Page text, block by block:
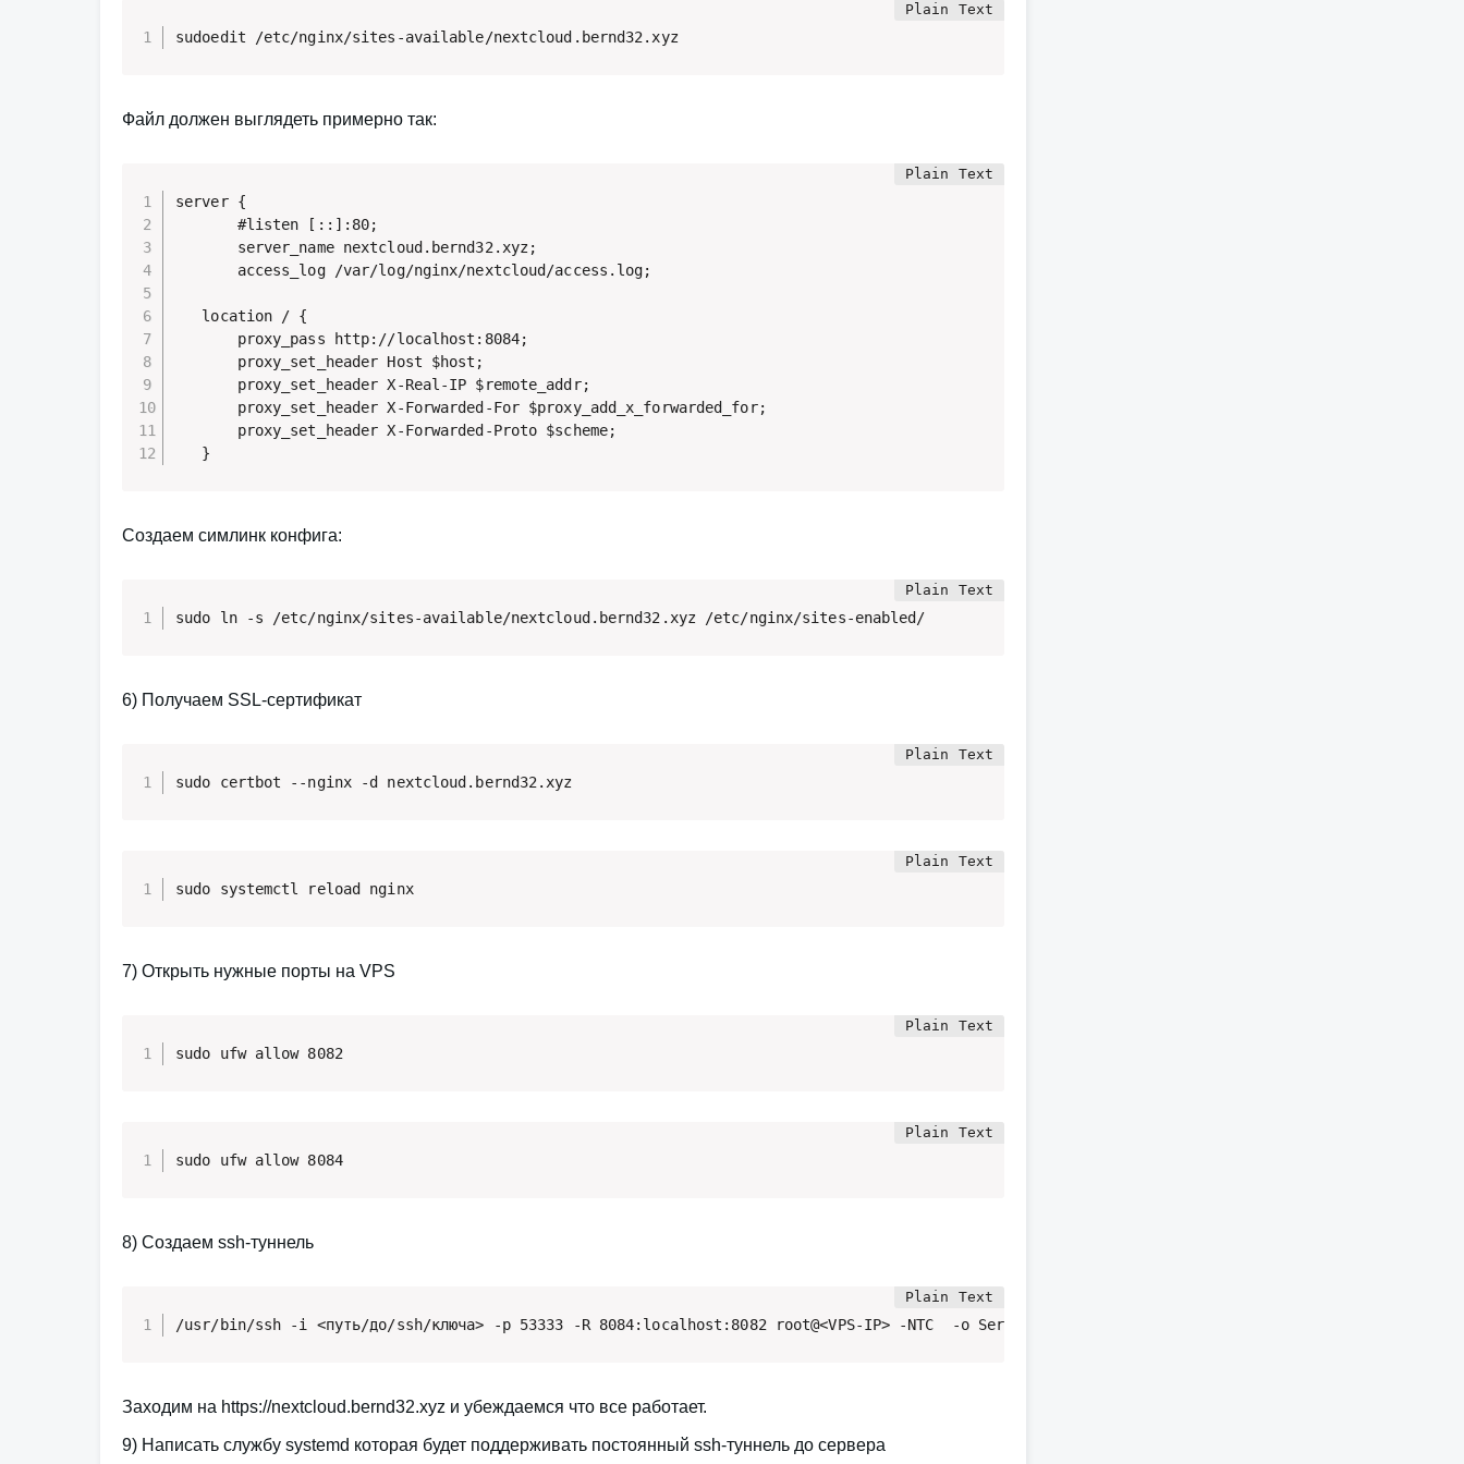
sudoedit /etc/nginx/sites-available/nextcloud.bernd32.xyz
Файл должен выглядеть примерно так:
server {
#listen [::]:80;
server_name nextcloud.bernd32.xyz;
access_log /var/log/nginx/nextcloud/access.log;
location / {
proxy_pass http://localhost:8084;
proxy_set_header Host $host;
proxy_set_header X-Real-IP $remote_addr;
proxy_set_header X-Forwarded-For $proxy_add_x_forwarded_for;
proxy_set_header X-Forwarded-Proto $scheme;
}
Создаем симлинк конфига:
sudo ln -s /etc/nginx/sites-available/nextcloud.bernd32.xyz /etc/nginx/sites-enabled/
6) Получаем SSL-сертификат
sudo certbot --nginx -d nextcloud.bernd32.xyz
sudo systemctl reload nginx
7) Открыть нужные порты на VPS
sudo ufw allow 8082
sudo ufw allow 8084
8) Создаем ssh-туннель
Заходим на https://nextcloud.bernd32.xyz и убеждаемся что все работает.
9) Написать службу systemd которая будет поддерживать постоянный ssh-туннель до сервера